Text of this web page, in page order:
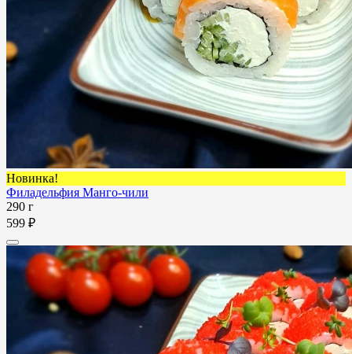
Новинка!
Филадельфия Манго-чили
290 г
599 ₽